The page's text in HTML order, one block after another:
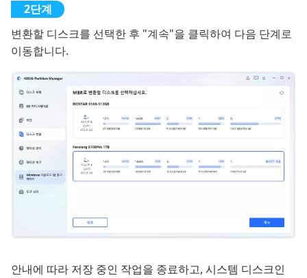
변환할 디스크를 선택한 후 "계속"을 클릭하여 다음 단계로
이동합니다.
안내에 따라 저장 중인 작업을 종료하고, 시스템 디스크인